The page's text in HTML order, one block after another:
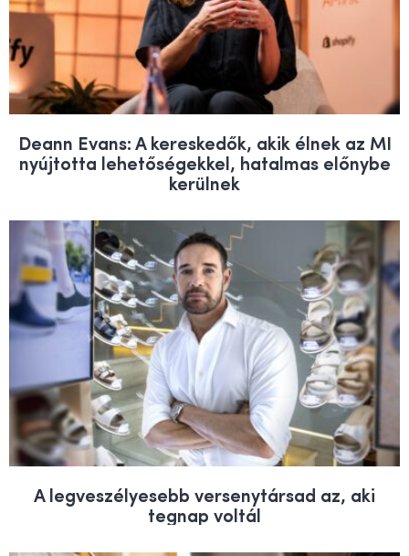
Deann Evans: A kereskedők, akik élnek az MI
nyújtotta lehetőségekkel, hatalmas előnybe
kerülnek
A legveszélyesebb versenytársad az, aki
tegnap voltál